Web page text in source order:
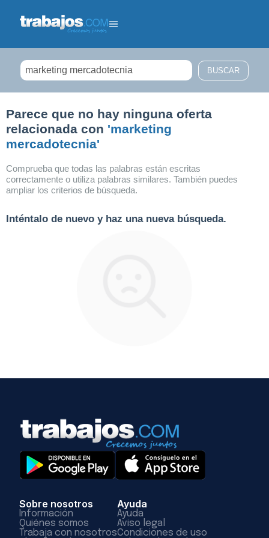
Parece que no hay ninguna oferta
relacionada con 'marketing
mercadotecnia'
Comprueba que todas las palabras están escritas
correctamente o utiliza palabras similares. También puedes
ampliar los criterios de búsqueda.
Inténtalo de nuevo y haz una nueva búsqueda.
Sobre nosotros
Información
Quiénes somos
Trabaja con nosotros
Ayuda
Ayuda
Aviso legal
Condiciones de uso